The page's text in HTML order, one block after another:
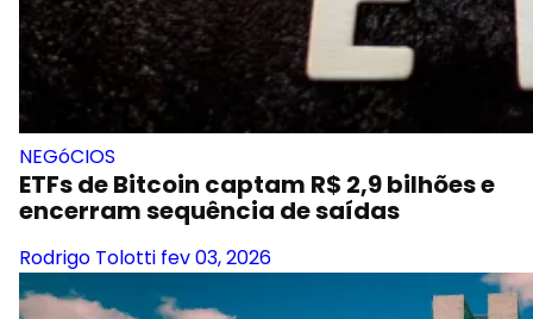
NEGóCIOS
ETFs de Bitcoin captam R$ 2,9 bilhões e
encerram sequência de saídas
Rodrigo Tolotti fev 03, 2026